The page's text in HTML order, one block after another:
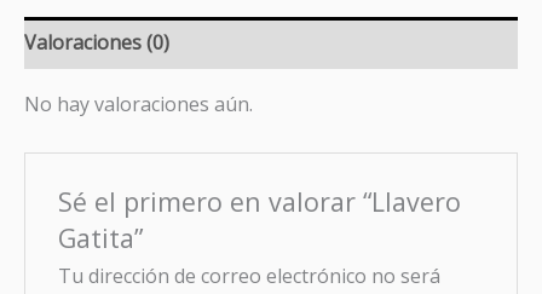
Valoraciones (0)
No hay valoraciones aún.
Sé el primero en valorar “Llavero
Gatita”
Tu dirección de correo electrónico no será